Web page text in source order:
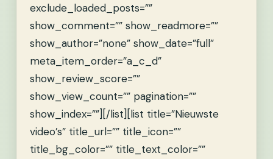
exclude_loaded_posts=””
show_comment=”” show_readmore=””
show_author=”none” show_date=”full”
meta_item_order=”a_c_d”
show_review_score=””
show_view_count=”” pagination=””
show_index=””][/list][list title=”Nieuwste
video’s” title_url=”” title_icon=””
title_bg_color=”” title_text_color=””